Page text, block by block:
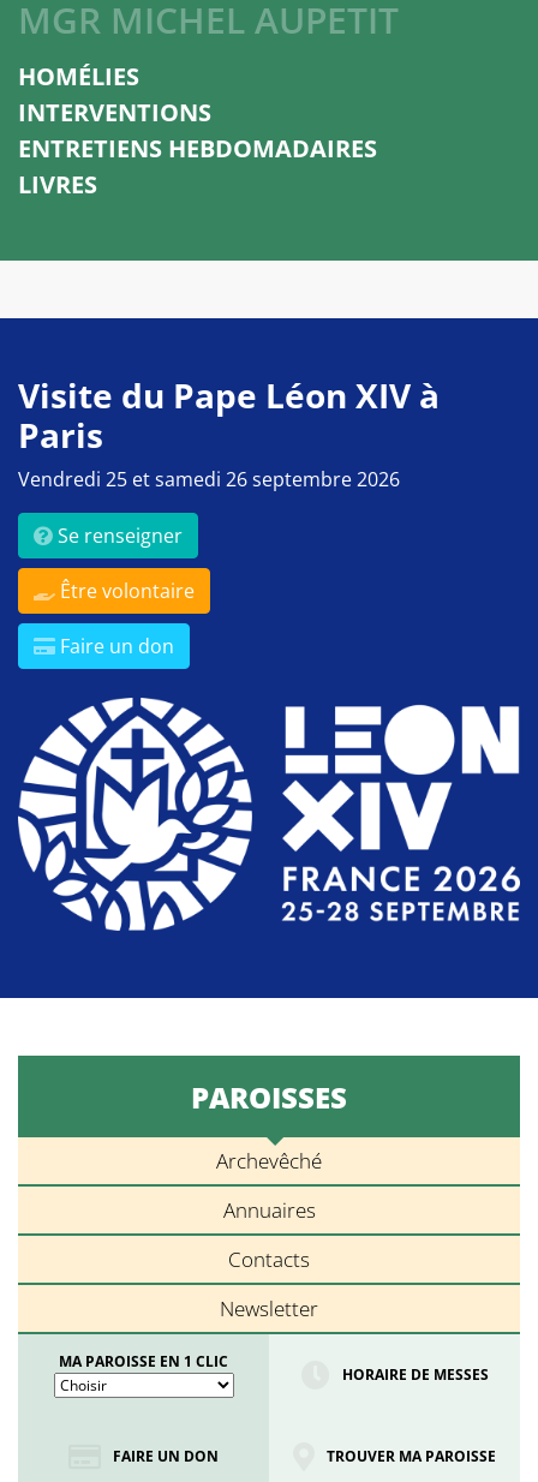
MGR MICHEL AUPETIT
HOMÉLIES
INTERVENTIONS
ENTRETIENS HEBDOMADAIRES
LIVRES
Visite du Pape Léon XIV à
Paris
Vendredi 25 et samedi 26 septembre 2026
Se renseigner
Être volontaire
Faire un don
PAROISSES
Archevêché
Annuaires
Contacts
Newsletter
MA PAROISSE EN 1 CLIC
HORAIRE DE MESSES
FAIRE UN DON TROUVER MA PAROISSE